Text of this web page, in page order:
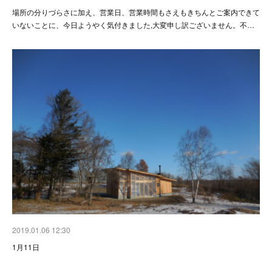
場所の分りづらさに加え、営業日、営業時間もさえもきちんとご案内できて
いないことに、今日ようやく気付きました,大変申し訳ございません。不…
2019.01.06 12:30
1月11日